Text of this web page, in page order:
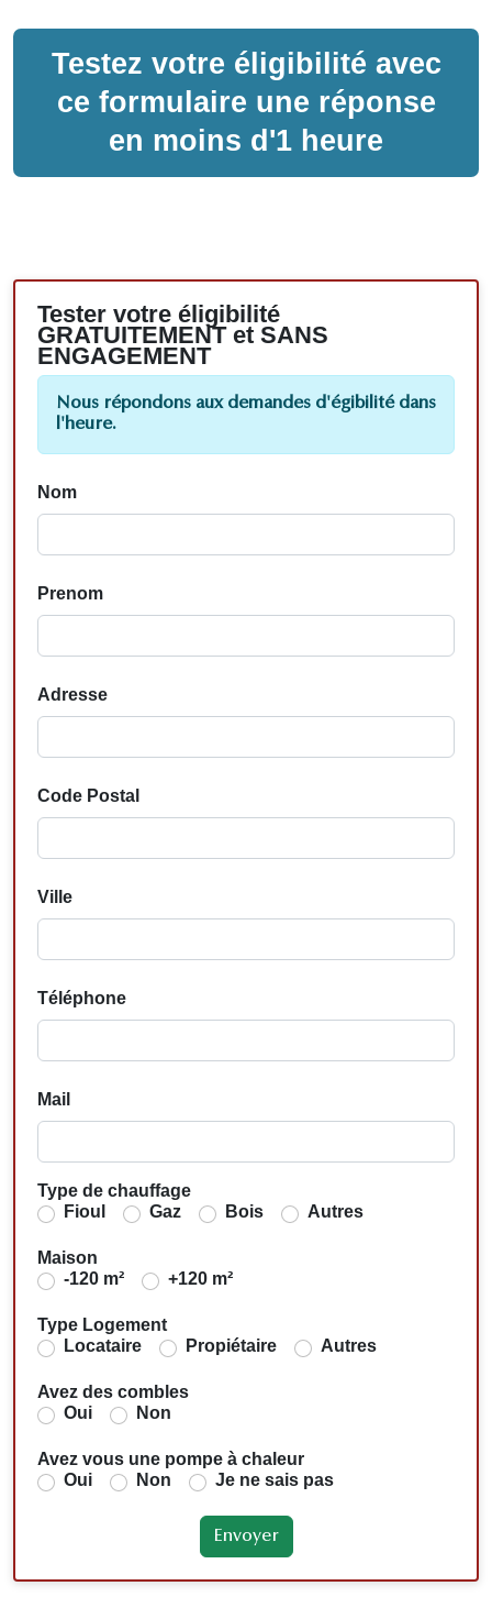
Testez votre éligibilité avec
ce formulaire une réponse
en moins d'1 heure
Tester votre éligibilité
GRATUITEMENT et SANS
ENGAGEMENT
Nous répondons aux demandes d'égibilité dans
l'heure.
Nom
Prenom
Adresse
Code Postal
Ville
Téléphone
Mail
Type de chauffage
Fioul
Gaz Bois Autres
Maison
-120 m²
+120 m²
Type Logement
Locataire
Propiétaire Autres
Avez des combles
Oui
Non
Avez vous une pompe à chaleur
Oui
Non Je ne sais pas